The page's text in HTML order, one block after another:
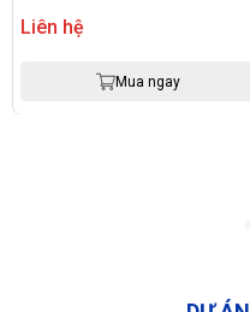
Liên hệ
Mua ngay